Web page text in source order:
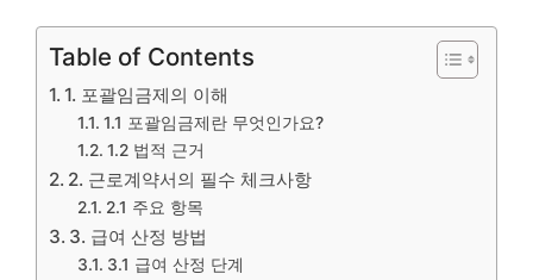
Table of Contents
1. 포괄임금제의 이해
1.1 포괄임금제란 무엇인가요?
1.2 법적 근거
2. 근로계약서의 필수 체크사항
2.1 주요 항목
3. 급여 산정 방법
3.1 급여 산정 단계